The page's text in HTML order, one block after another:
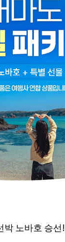
박 노바호 승선!